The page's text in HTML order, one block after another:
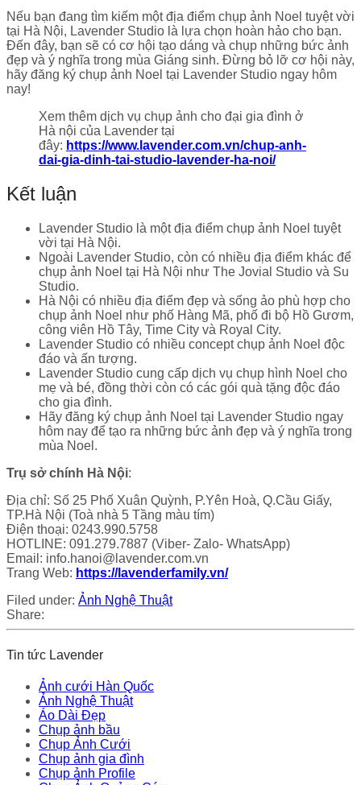
Nếu bạn đang tìm kiếm một địa điểm chụp ảnh Noel tuyệt vời
tại Hà Nội, Lavender Studio là lựa chọn hoàn hảo cho bạn.
Đến đây, bạn sẽ có cơ hội tạo dáng và chụp những bức ảnh
đẹp và ý nghĩa trong mùa Giáng sinh. Đừng bỏ lỡ cơ hội này,
hãy đăng ký chụp ảnh Noel tại Lavender Studio ngay hôm
nay!
Xem thêm dịch vụ chụp ảnh cho đại gia đình ở
Hà nội của Lavender tại
đây: https://www.lavender.com.vn/chup-anh-
dai-gia-dinh-tai-studio-lavender-ha-noi/
Kết luận
Lavender Studio là một địa điểm chụp ảnh Noel tuyệt
vời tại Hà Nội.
Ngoài Lavender Studio, còn có nhiều địa điểm khác để
chụp ảnh Noel tại Hà Nội như The Jovial Studio và Su
Studio.
Hà Nội có nhiều địa điểm đẹp và sống ảo phù hợp cho
chụp ảnh Noel như phố Hàng Mã, phố đi bộ Hồ Gươm,
công viên Hồ Tây, Time City và Royal City.
Lavender Studio có nhiều concept chụp ảnh Noel độc
đáo và ấn tượng.
Lavender Studio cung cấp dịch vụ chụp hình Noel cho
mẹ và bé, đồng thời còn có các gói quà tặng độc đáo
cho gia đình.
Hãy đăng ký chụp ảnh Noel tại Lavender Studio ngay
hôm nay để tạo ra những bức ảnh đẹp và ý nghĩa trong
mùa Noel.
Trụ sở chính Hà Nội:
Địa chỉ: Số 25 Phố Xuân Quỳnh, P.Yên Hoà, Q.Cầu Giấy,
TP.Hà Nội (Toà nhà 5 Tầng màu tím)
Điện thoại: 0243.990.5758
HOTLINE: 091.279.7887 (Viber- Zalo- WhatsApp)
Email: info.hanoi@lavender.com.vn
Trang Web: https://lavenderfamily.vn/
Filed under: Ảnh Nghệ Thuật
Share:
Tin tức Lavender
Ảnh cưới Hàn Quốc
Ảnh Nghệ Thuật
Áo Dài Đẹp
Chụp ảnh bầu
Chụp Ảnh Cưới
Chụp ảnh gia đình
Chụp ảnh Profile